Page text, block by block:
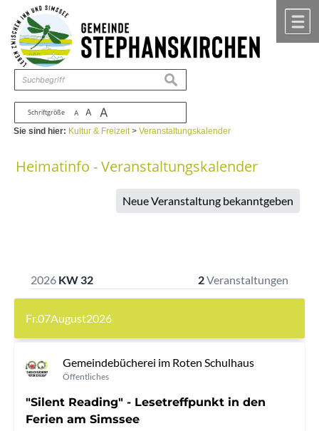
Zum Inhalt ,zur Navigation
Schriftgröße A A A
suchen
Sie sind hier: Kultur & Freizeit>Veranstaltungskalender
Heimatinfo - Veranstaltungskalender